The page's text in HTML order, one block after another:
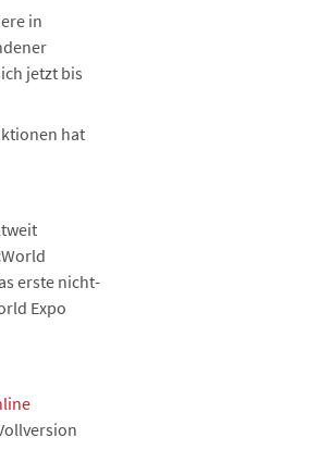
in
jetzt bis
hat
erste nicht-
Expo